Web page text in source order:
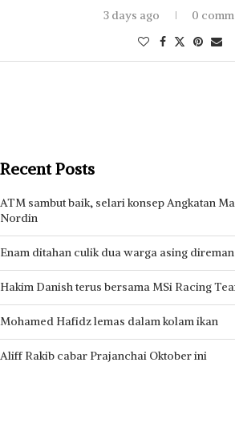
3 days ago 0
Recent Posts
ATM sambut baik, selari konsep Angkatan
Nordin
Enam ditahan culik dua warga asing
Hakim Danish terus bersama MSi Racing
Mohamed Hafidz lemas dalam kolam ikan
Aliff Rakib cabar Prajanchai Oktober ini